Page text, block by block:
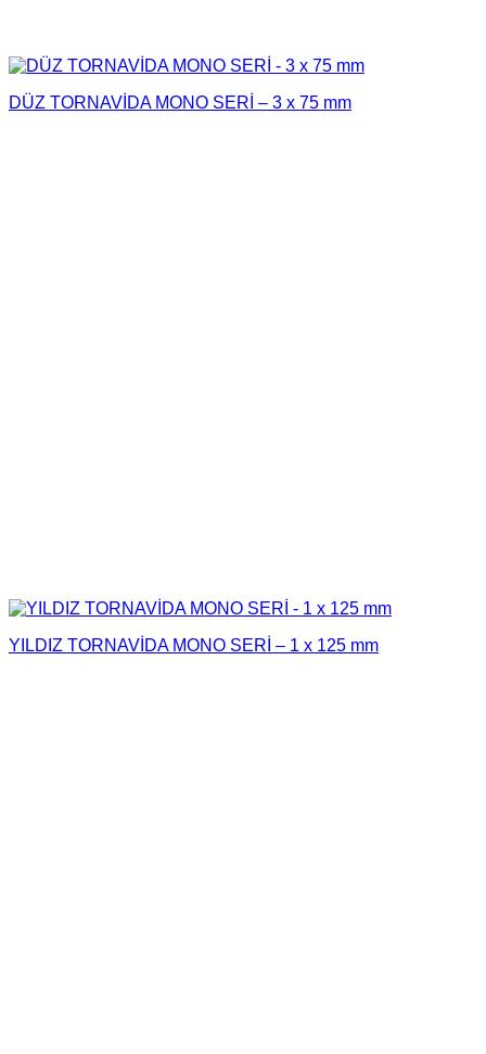
DÜZ TORNAVİDA MONO SERİ – 3 x 75 mm
YILDIZ TORNAVİDA MONO SERİ – 1 x 125 mm